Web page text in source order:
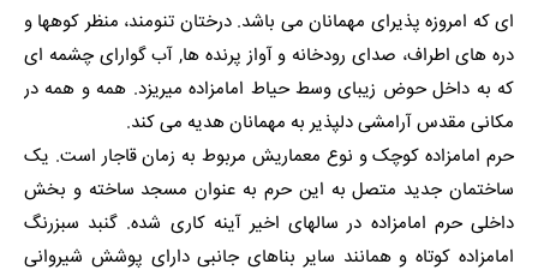
ای که امروزه پذیرای مهمانان می باشد. درختان تنومند، منظر کوهها و
دره های اطراف، صدای رودخانه و آواز پرنده ها, آب گوارای چشمه ای
که به داخل حوض زیبای وسط حیاط امامزاده میریزد. همه و همه در
مکانی مقدس آرامشی دلپذیر به مهمانان هدیه می کند.
حرم امامزاده کوچک و نوع معماریش مربوط به زمان قاجار است. یک
ساختمان جدید متصل به این حرم به عنوان مسجد ساخته و بخش
داخلی حرم امامزاده در سالهای اخیر آینه کاری شده. گنبد سبزرنگ
امامزاده کوتاه و همانند سایر بناهای جانبی دارای پوشش شیروانی